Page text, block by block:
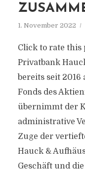
1. November 2022
Click to rate this
Privatbank
bereits seit
Fonds des
übernimmt der
administrative
Zuge der
Hauck &
Geschäft und